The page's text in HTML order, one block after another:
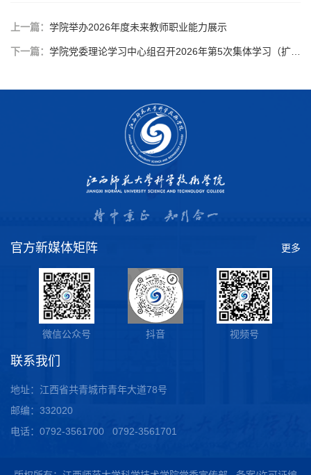
上一篇： 学院举办2026年度未来教师职业能力展示
下一篇： 学院党委理论学习中心组召开2026年第5次集体学习（扩大）会议
官方新媒体矩阵 更多
微信公众号 抖音 视频号
联系我们
地址：江西省共青城市青年大道78号
邮编：332020
电话：0792-3561700 0792-3561701